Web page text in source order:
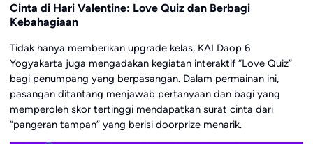
Cinta di Hari Valentine: Love Quiz dan Berbagi
Kebahagiaan
Tidak hanya memberikan upgrade kelas, KAI Daop 6
Yogyakarta juga mengadakan kegiatan interaktif “Love Quiz”
bagi penumpang yang berpasangan. Dalam permainan ini,
pasangan ditantang menjawab pertanyaan dan bagi yang
memperoleh skor tertinggi mendapatkan surat cinta dari
“pangeran tampan” yang berisi doorprize menarik.